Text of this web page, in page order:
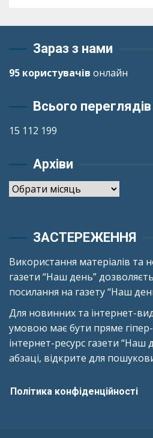
Зараз з нами
95 користувачів онлайн
Всього переглядів
15 112 199
Архіви
Архіви
ЗАСТЕРЕЖЕННЯ
Використання матеріалів та
газети “Наш день”
посилання на газету “Наш
Для новинних та інтернет-
умовою має бути пряме
інтернет-ресурс газети
абзаці, відкрите для
Політика конфіденційності